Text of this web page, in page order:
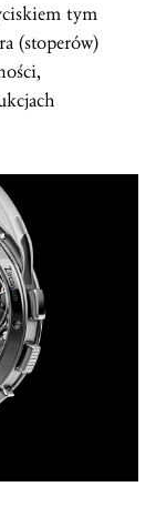
tym
(stoperów)